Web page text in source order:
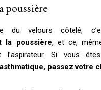
poussière
du velours côtelé,
la poussière, et ce,
l’aspirateur. Si vous
passez votre